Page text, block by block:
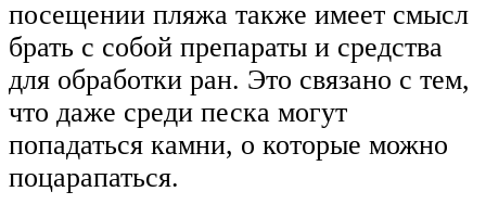
посещении пляжа также имеет смысл
брать с собой препараты и средства
для обработки ран. Это связано с тем,
что даже среди песка могут
попадаться камни, о которые можно
поцарапаться.